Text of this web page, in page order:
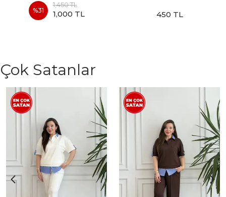
%31
1,450 TL
1,000 TL 450 TL
Çok Satanlar